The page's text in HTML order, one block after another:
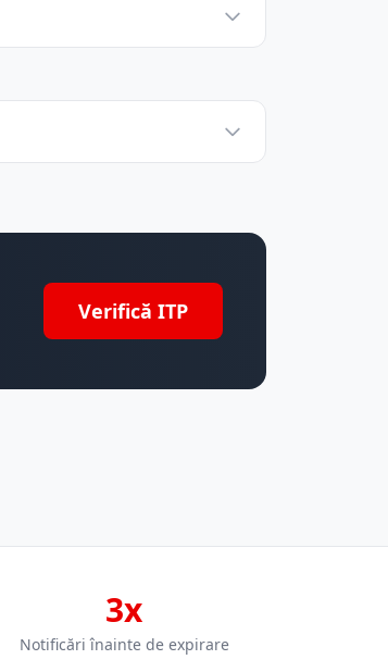
Verifică ITP
3x
Notificări înainte de expirare